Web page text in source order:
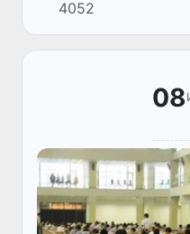
фарзандларига
юзасидан анча
4052
08